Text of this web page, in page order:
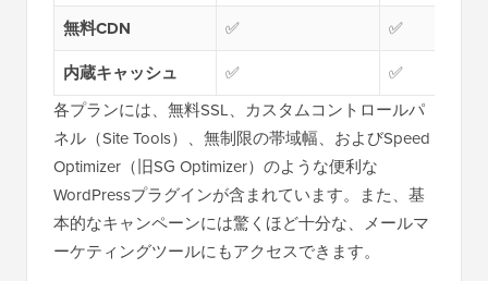
無料CDN ✅
✅
内蔵キャッシュ
✅
✅
各プランには、無料SSL、カスタムコントロールパ
ネル（Site Tools）、無制限の帯域幅、およびSpeed
Optimizer（旧SG Optimizer）のような便利な
WordPressプラグインが含まれています。また、基
本的なキャンペーンには驚くほど十分な、メールマ
ーケティングツールにもアクセスできます。